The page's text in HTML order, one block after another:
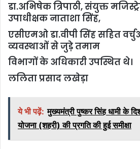
डा.अभिषेक त्रिपाठी, संयुक्त
उपाधीक्षक नाताशा सिंह,
एसीएमओ डा.वीपी सिंह सहित
व्यवस्थाओं से जुड़े तमाम
विभागों के अधिकारी उपस्थित थे।
ललिता प्रसाद लखेड़ा
ये भी पढ़ें: मुख्यमंत्री पुष्कर सिंह धामी के
योजना (शहरी) की प्रगति की हुई समीक्षा